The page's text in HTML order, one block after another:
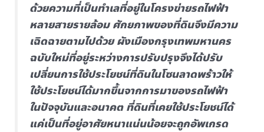
ด้วยความที่เป็นทำเลที่อยู่ในโครงข่ายรถไฟฟ้า
หลายสายรายล้อม ศักยภาพของที่ดินจึงมีความ
เฉิดฉายตามไปด้วย ผังเมืองกรุงเทพมหานคร
ฉบับใหม่ที่อยู่ระหว่างการปรับปรุงจึงได้ปรับ
เปลี่ยนการใช้ประโยชน์ที่ดินในโซนลาดพร้าวให้
ใช้ประโยชน์ได้มากขึ้นจากการมาของรถไฟฟ้า
ในปัจจุบันและอนาคต ที่ดินที่เคยใช้ประโยชน์ได้
แค่เป็นที่อยู่อาศัยหนาแน่นน้อยจะถูกอัพเกรด